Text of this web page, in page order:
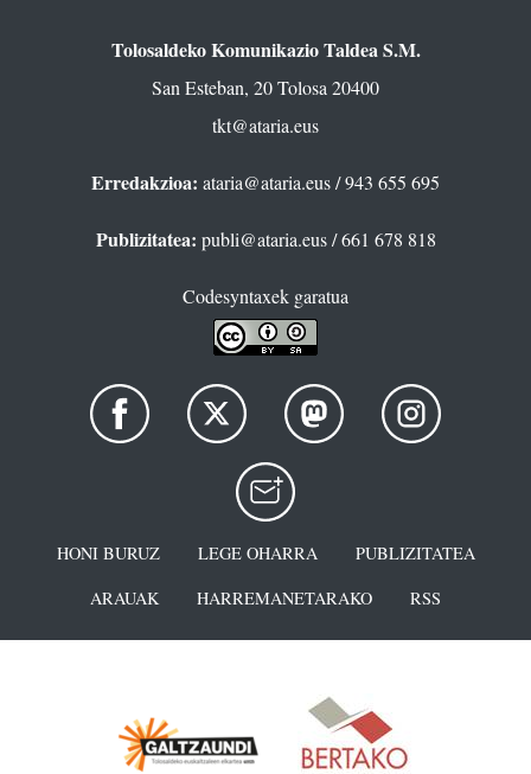
Tolosaldeko Komunikazio Taldea S.M.
San Esteban, 20 Tolosa 20400
tkt@ataria.eus
Erredakzioa: ataria@ataria.eus/ 943 655 695
Publizitatea: publi@ataria.eus/ 661 678 818
Codesyntaxek garatua
HONI BURUZ LEGE OHARRA
PUBLIZITATEA
ARAUAK
HARREMANETARAKO RSS